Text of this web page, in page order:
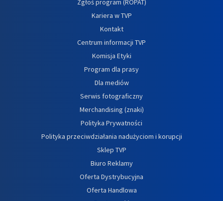
Zgłoś program (ROPAT)
Kariera w TVP
Kontakt
Centrum informacji TVP
Komisja Etyki
Program dla prasy
Dla mediów
Serwis fotograficzny
Merchandising (znaki)
Polityka Prywatności
Polityka przeciwdziałania nadużyciom i korupcji
Sklep TVP
Biuro Reklamy
Oferta Dystrybucyjna
Oferta Handlowa